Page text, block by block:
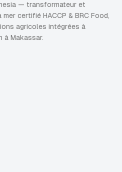
— transformateur et
certifié HACCP & BRC Food,
agricoles intégrées à
à Makassar.